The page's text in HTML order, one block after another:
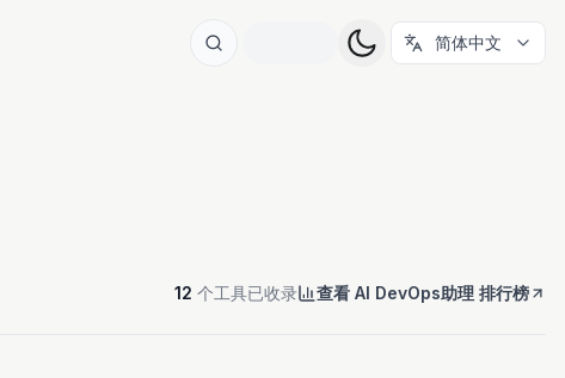
简体中文
12 个工具已收录 查看 AI DevOps助理 排行榜